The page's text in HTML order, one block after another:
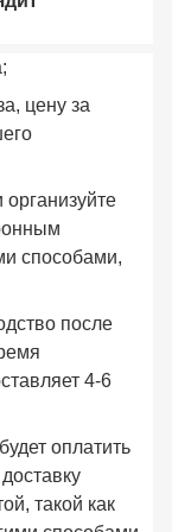
цену за
способами,
после
4-6
оплатить
такой как